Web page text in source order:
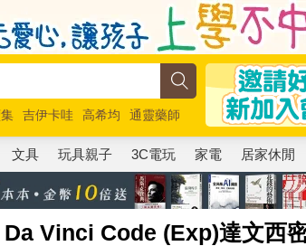
吉伊卡哇 高希均
通靈藥師
5 超慢跑
文具 玩具親子 3C電玩 家電 居家休閒
Vinci Code (Exp)達文西